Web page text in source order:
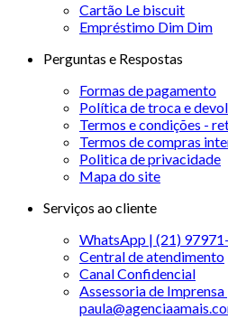
Cartão Le biscuit
Empréstimo Dim Dim
Perguntas e Respostas
Formas de pagamento
Política de troca e
Termos e condições -
Termos de compras
Politica de privacidade
Mapa do site
Serviços ao cliente
WhatsApp | (21)
Central de atendimento
Canal Confidencial
Assessoria de Imprensa